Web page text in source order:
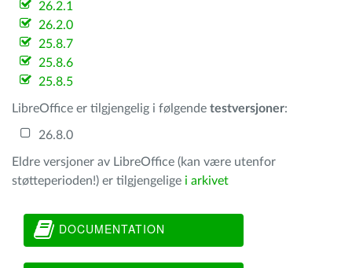
26.2.1
26.2.0
25.8.7
25.8.6
25.8.5
LibreOffice er tilgjengelig i følgende testversjoner:
26.8.0
Eldre versjoner av LibreOffice (kan være utenfor
støtteperioden!) er tilgjengelige i arkivet
DOCUMENTATION